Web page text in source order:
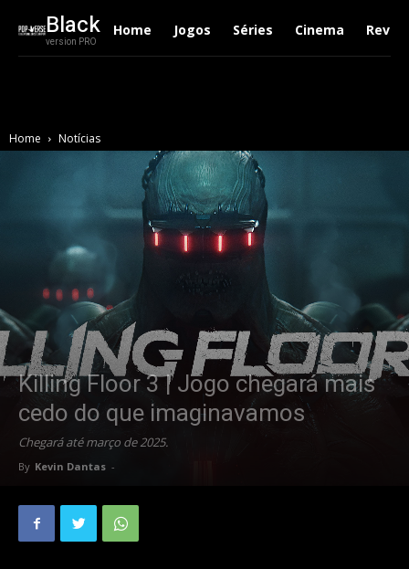
Black
version PRO
Home Jogos Séries Cinema
Home Notícias
Killing Floor 3 | Jogo chegará mais
cedo do que imaginavamos
Chegará até março de 2025.
By Kevin Dantas -